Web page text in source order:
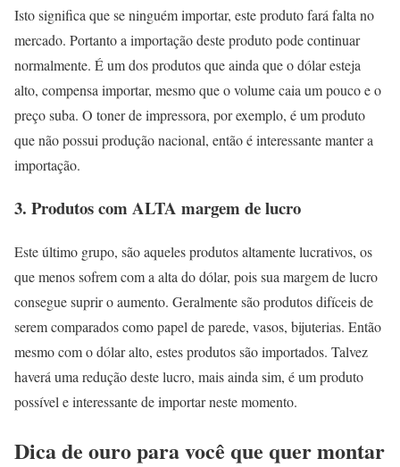
Isto significa que se ninguém importar, este produto fará falta no
mercado. Portanto a importação deste produto pode continuar
normalmente. É um dos produtos que ainda que o dólar esteja
alto, compensa importar, mesmo que o volume caia um pouco e o
preço suba. O toner de impressora, por exemplo, é um produto
que não possui produção nacional, então é interessante manter a
importação.
3. Produtos com ALTA margem de lucro
Este último grupo, são aqueles produtos altamente lucrativos, os
que menos sofrem com a alta do dólar, pois sua margem de lucro
consegue suprir o aumento. Geralmente são produtos difíceis de
serem comparados como papel de parede, vasos, bijuterias. Então
mesmo com o dólar alto, estes produtos são importados. Talvez
haverá uma redução deste lucro, mais ainda sim, é um produto
possível e interessante de importar neste momento.
Dica de ouro para você que quer montar